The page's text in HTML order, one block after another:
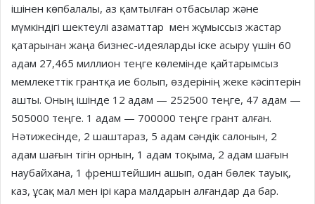
ішінен көпбалалы, аз қамтылған отбасылар және
мүмкіндігі шектеулі азаматтар мен жұмыссыз жастар
қатарынан жаңа бизнес-идеяларды іске асыру үшін 60
адам 27,465 миллион теңге көлемінде қайтарымсыз
мемлекеттік грантқа ие болып, өздерінің жеке кәсіптерін
ашты. Оның ішінде 12 адам — 252500 теңге, 47 адам —
505000 теңге. 1 адам — 700000 теңге грант алған.
Нәтижесінде, 2 шаштараз, 5 адам сәндік салонын, 2
адам шағын тігін орнын, 1 адам тоқыма, 2 адам шағын
наубайхана, 1 френштейшин ашып, одан бөлек тауық,
каз, ұсақ мал мен ірі кара малдарын алғандар да бар.